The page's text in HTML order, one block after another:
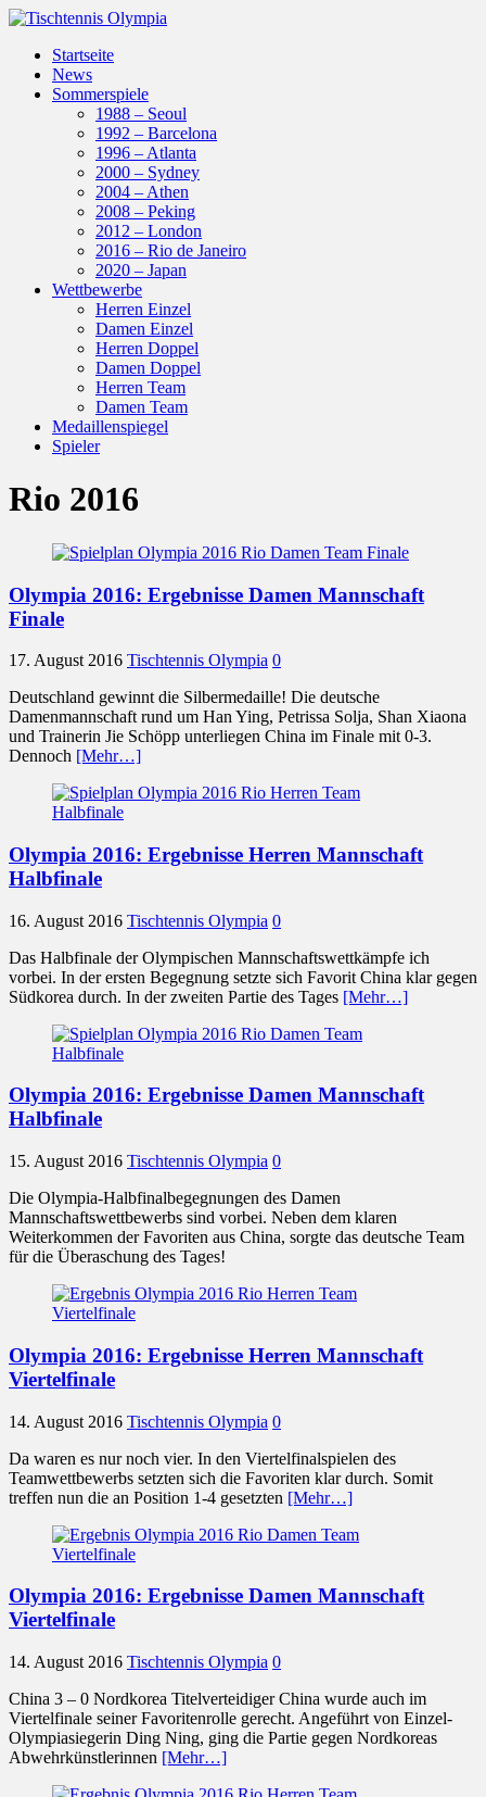
Startseite
News
Sommerspiele
1988 – Seoul
1992 – Barcelona
1996 – Atlanta
2000 – Sydney
2004 – Athen
2008 – Peking
2012 – London
2016 – Rio de Janeiro
2020 – Japan
Wettbewerbe
Herren Einzel
Damen Einzel
Herren Doppel
Damen Doppel
Herren Team
Damen Team
Medaillenspiegel
Spieler
Rio 2016
Olympia 2016: Ergebnisse Damen Mannschaft
Finale
17. August 2016 Tischtennis Olympia 0
Deutschland gewinnt die Silbermedaille! Die deutsche
Damenmannschaft rund um Han Ying, Petrissa Solja, Shan Xiaona
und Trainerin Jie Schöpp unterliegen China im Finale mit 0-3.
Dennoch [Mehr…]
Olympia 2016: Ergebnisse Herren Mannschaft
Halbfinale
16. August 2016 Tischtennis Olympia 0
Das Halbfinale der Olympischen Mannschaftswettkämpfe ich
vorbei. In der ersten Begegnung setzte sich Favorit China klar gegen
Südkorea durch. In der zweiten Partie des Tages [Mehr…]
Olympia 2016: Ergebnisse Damen Mannschaft
Halbfinale
15. August 2016 Tischtennis Olympia 0
Die Olympia-Halbfinalbegegnungen des Damen
Mannschaftswettbewerbs sind vorbei. Neben dem klaren
Weiterkommen der Favoriten aus China, sorgte das deutsche Team
für die Überaschung des Tages!
Olympia 2016: Ergebnisse Herren Mannschaft
Viertelfinale
14. August 2016 Tischtennis Olympia 0
Da waren es nur noch vier. In den Viertelfinalspielen des
Teamwettbewerbs setzten sich die Favoriten klar durch. Somit
treffen nun die an Position 1-4 gesetzten [Mehr…]
Olympia 2016: Ergebnisse Damen Mannschaft
Viertelfinale
14. August 2016 Tischtennis Olympia 0
China 3 – 0 Nordkorea Titelverteidiger China wurde auch im
Viertelfinale seiner Favoritenrolle gerecht. Angeführt von Einzel-
Olympiasiegerin Ding Ning, ging die Partie gegen Nordkoreas
Abwehrkünstlerinnen [Mehr…]